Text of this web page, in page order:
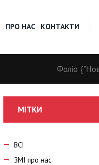
ПРО НАС КОНТАКТИ
Фоліо
МІТКИ
ВСІ
ЗМІ про нас